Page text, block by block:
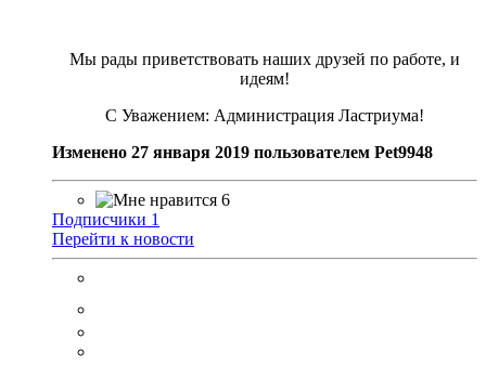
Мы рады приветствовать наших друзей по работе, и
идеям!
С Уважением: Администрация Ластриума!
Изменено 27 января 2019 пользователем Pet9948
6
Подписчики 1
Перейти к новости